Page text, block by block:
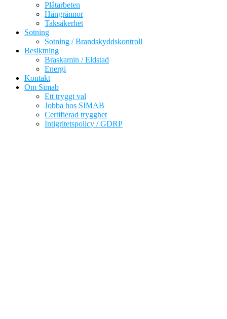
Plåtarbeten
Hängrännor
Taksäkerhet
Sotning
Sotning / Brandskyddskontroll
Besiktning
Braskamin / Eldstad
Energi
Kontakt
Om Simab
Ett tryggt val
Jobba hos SIMAB
Certifierad trygghet
Intigritetspolicy / GDRP